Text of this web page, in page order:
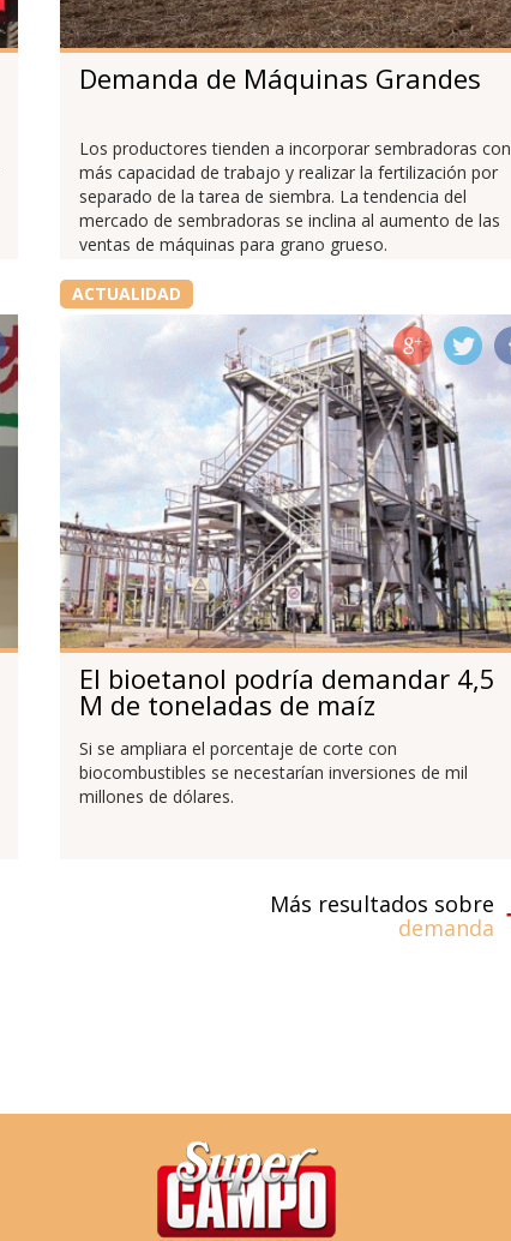
Demanda de Máquinas Grandes
Los productores tienden a incorporar sembradoras con
más capacidad de trabajo y realizar la fertilización por
separado de la tarea de siembra. La tendencia del
mercado de sembradoras se inclina al aumento de las
ventas de máquinas para grano grueso.
ACTUALIDAD
El bioetanol podría demandar 4,5
M de toneladas de maíz
Si se ampliara el porcentaje de corte con
biocombustibles se necestarían inversiones de mil
millones de dólares.
Más resultados sobre
demanda